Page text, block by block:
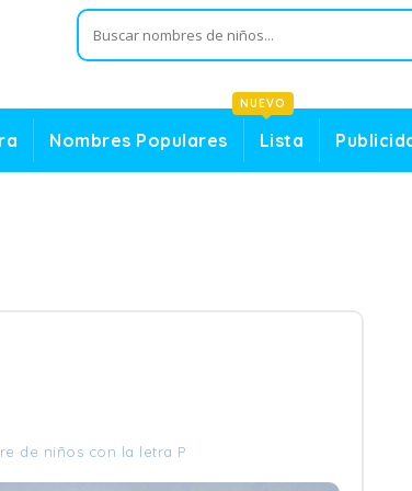
Nombres Populares Lista
NUEVO
de niños con la letra P